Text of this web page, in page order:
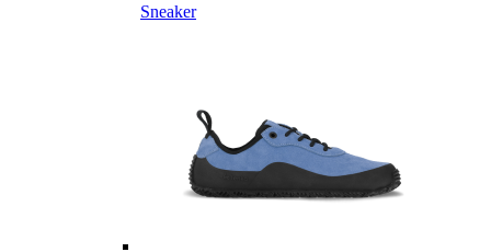
Sneaker